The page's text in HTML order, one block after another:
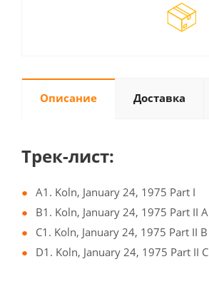
Описание Доставка
Трек-лист:
A1. Koln, January 24, 1975 Part I
B1. Koln, January 24, 1975 Part II A
C1. Koln, January 24, 1975 Part II B
D1. Koln, January 24, 1975 Part II C